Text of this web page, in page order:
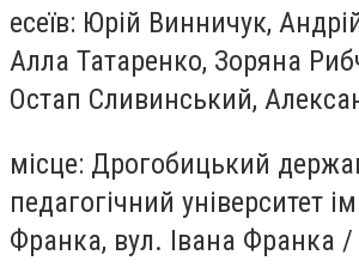
есеїв: Юрій Винничук,
Алла Татаренко, Зоряна
Остап Сливинський,
місце: Дрогобицький
педагогічний університет
Франка, вул. Івана Франка /